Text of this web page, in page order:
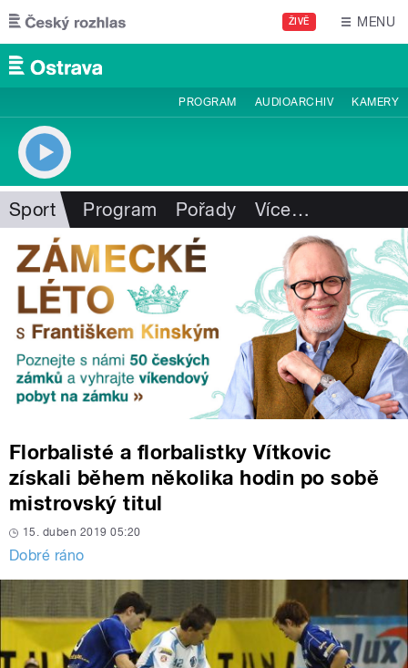
Přejít k hlavnímu obsahu
ŽIVĚ MENU
PROGRAM AUDIOARCHIV KAMERY
Sport Program Pořady Více…
Florbalisté a florbalistky Vítkovic
získali během několika hodin po sobě
mistrovský titul
15. duben 2019 05:20
Dobré ráno